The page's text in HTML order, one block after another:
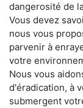
dangerosité de
Vous devez
nous vous
parvenir à
votre
Nous vous
d'éradication, à
submergent